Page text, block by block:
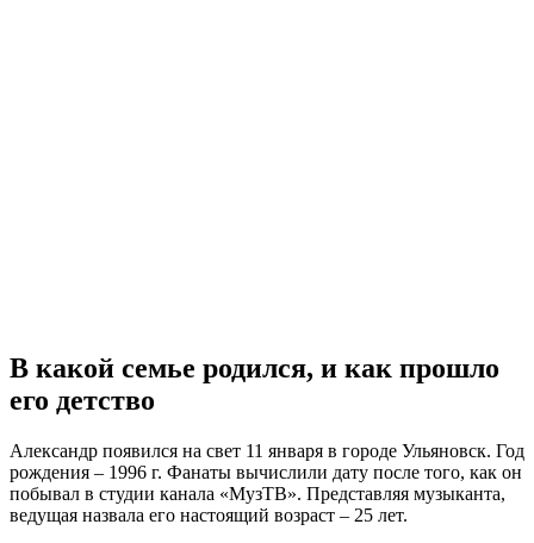
В какой семье родился, и как прошло
его детство
Александр появился на свет 11 января в городе Ульяновск. Год
рождения – 1996 г. Фанаты вычислили дату после того, как он
побывал в студии канала «МузТВ». Представляя музыканта,
ведущая назвала его настоящий возраст – 25 лет.